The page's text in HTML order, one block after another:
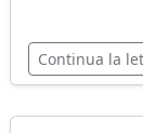
Continua la